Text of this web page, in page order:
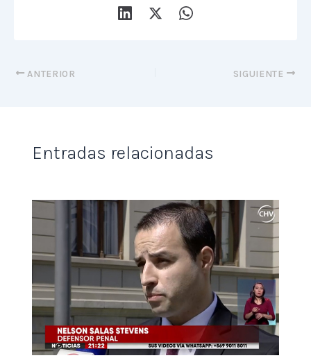
ANTERIOR SIGUIENTE
Entradas relacionadas